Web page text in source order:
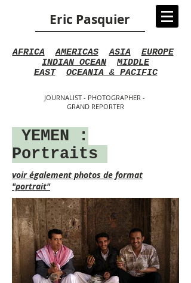
Eric Pasquier
AFRICA AMERICAS ASIA
EUROPE
INDIAN OCEAN
MIDDLE
EAST
OCEANIA & PACIFIC
JOURNALIST - PHOTOGRAPHER -
GRAND REPORTER
YEMEN :
Portraits
voir également photos de format
"portrait"